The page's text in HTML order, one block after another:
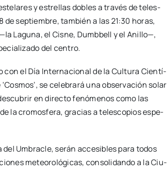
y estre­llas dobles a tra­vés de teles­
sep­tiem­bre, tam­bién a las 21:30 horas,
Lagu­na, el Cis­ne, Dumb­bell y el Ani­llo—,
del cen­tro.
con el Día Inter­na­cio­nal de la Cul­tu­ra Cien­tí­
se cele­bra­rá una obser­va­ción solar
en direc­to fenó­me­nos como las
la cro­mos­fe­ra, gra­cias a teles­co­pios espe­
Umbra­cle, serán acce­si­bles para todos
meteo­ro­ló­gi­cas, con­so­li­dan­do a la Ciu­